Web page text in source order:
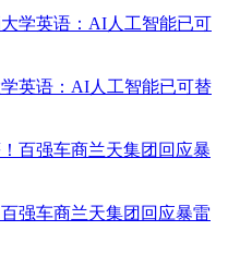
英语：AI人工智能已可替
强车商兰天集团回应暴雷